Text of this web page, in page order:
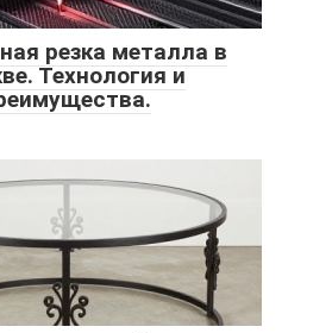
резка металла в
Технология и